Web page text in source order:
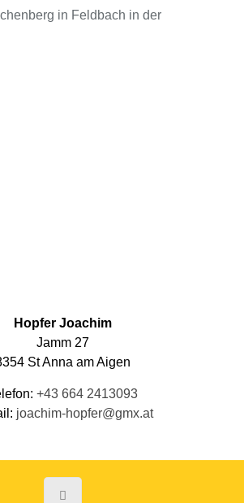
Hopfer Joachim
Jamm 27
St Anna am Aigen
+43 664 2413093
joachim-hopfer@gmx.at